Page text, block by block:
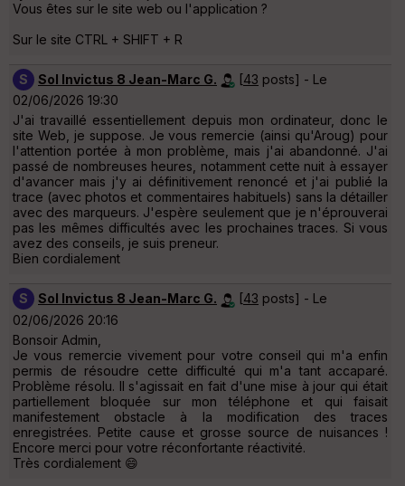
Vous êtes sur le site web ou l'application ?
Sur le site CTRL + SHIFT + R
S Sol Invictus 8 Jean-Marc G. [43 posts] - Le
02/06/2026 19:30
J'ai travaillé essentiellement depuis mon ordinateur, donc le
site Web, je suppose. Je vous remercie (ainsi qu'Aroug) pour
l'attention portée à mon problème, mais j'ai abandonné. J'ai
passé de nombreuses heures, notamment cette nuit à essayer
d'avancer mais j'y ai définitivement renoncé et j'ai publié la
trace (avec photos et commentaires habituels) sans la détailler
avec des marqueurs. J'espère seulement que je n'éprouverai
pas les mêmes difficultés avec les prochaines traces. Si vous
avez des conseils, je suis preneur.
Bien cordialement
S Sol Invictus 8 Jean-Marc G. [43 posts] - Le
02/06/2026 20:16
Bonsoir Admin,
Je vous remercie vivement pour votre conseil qui m'a enfin
permis de résoudre cette difficulté qui m'a tant accaparé.
Problème résolu. Il s'agissait en fait d'une mise à jour qui était
partiellement bloquée sur mon téléphone et qui faisait
manifestement obstacle à la modification des traces
enregistrées. Petite cause et grosse source de nuisances !
Encore merci pour votre réconfortante réactivité.
Très cordialement 😄